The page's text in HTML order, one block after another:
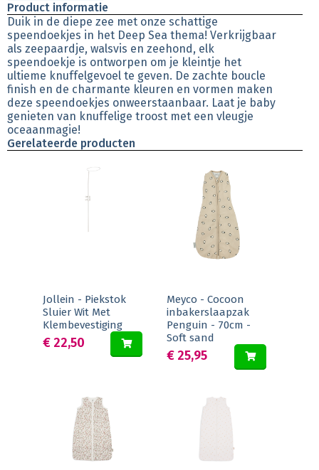
Product informatie
Duik in de diepe zee met onze schattige
speendoekjes in het Deep Sea thema! Verkrijgbaar
als zeepaardje, walsvis en zeehond, elk
speendoekje is ontworpen om je kleintje het
ultieme knuffelgevoel te geven. De zachte boucle
finish en de charmante kleuren en vormen maken
deze speendoekjes onweerstaanbaar. Laat je baby
genieten van knuffelige troost met een vleugje
oceaanmagie!
Gerelateerde producten
Jollein - Piekstok
Sluier Wit Met
Klembevestiging
€ 22,50
Meyco - Cocoon
inbakerslaapzak
Penguin - 70cm -
Soft sand
€ 25,95